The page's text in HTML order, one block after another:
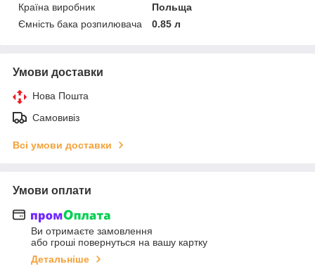
Країна виробник
Польща
Ємність бака розпилювача
0.85 л
Умови доставки
Нова Пошта
Самовивіз
Всі умови доставки
Умови оплати
Ви отримаєте замовлення
або гроші повернуться на вашу картку
Детальніше